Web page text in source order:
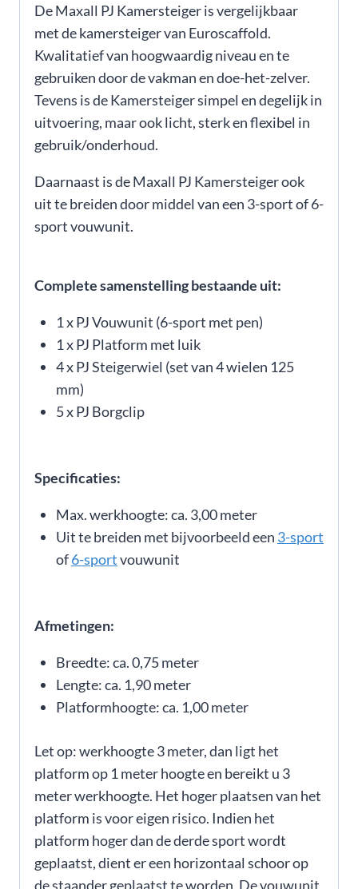
De Maxall PJ Kamersteiger is vergelijkbaar
met de kamersteiger van Euroscaffold.
Kwalitatief van hoogwaardig niveau en te
gebruiken door de vakman en doe-het-zelver.
Tevens is de Kamersteiger simpel en degelijk in
uitvoering, maar ook licht, sterk en flexibel in
gebruik/onderhoud.
Daarnaast is de Maxall PJ Kamersteiger ook
uit te breiden door middel van een 3-sport of 6-
sport vouwunit.
Complete samenstelling bestaande uit:
1 x PJ Vouwunit (6-sport met pen)
1 x PJ Platform met luik
4 x PJ Steigerwiel (set van 4 wielen 125
mm)
5 x PJ Borgclip
Specificaties:
Max. werkhoogte: ca. 3,00 meter
Uit te breiden met bijvoorbeeld een 3-sport
of6-sportvouwunit
Afmetingen:
Breedte: ca. 0,75 meter
Lengte: ca. 1,90 meter
Platformhoogte: ca. 1,00 meter
Let op: werkhoogte 3 meter, dan ligt het
platform op 1 meter hoogte en bereikt u 3
meter werkhoogte. Het hoger plaatsen van het
platform is voor eigen risico. Indien het
platform hoger dan de derde sport wordt
geplaatst, dient er een horizontaal schoor op
de staander geplaatst te worden. De vouwunit